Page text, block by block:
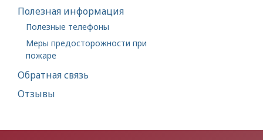
Полезная информация
Полезные телефоны
Меры предосторожности при
пожаре
Обратная связь
Отзывы